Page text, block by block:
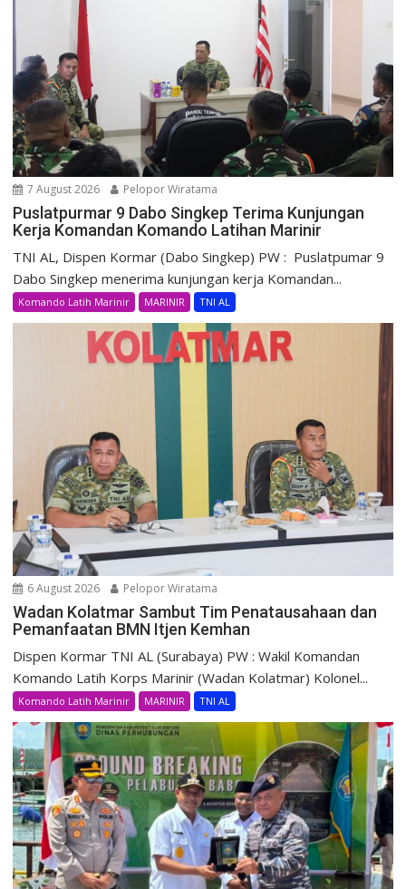
7 August 2026 Pelopor Wiratama
Puslatpurmar 9 Dabo Singkep Terima Kunjungan
Kerja Komandan Komando Latihan Marinir
TNI AL, Dispen Kormar (Dabo Singkep) PW : Puslatpumar 9
Dabo Singkep menerima kunjungan kerja Komandan...
Komando Latih Marinir MARINIR TNI AL
6 August 2026 Pelopor Wiratama
Wadan Kolatmar Sambut Tim Penatausahaan dan
Pemanfaatan BMN Itjen Kemhan
Dispen Kormar TNI AL (Surabaya) PW : Wakil Komandan
Komando Latih Korps Marinir (Wadan Kolatmar) Kolonel...
Komando Latih Marinir MARINIR TNI AL